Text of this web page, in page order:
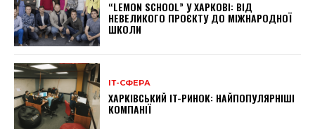
“LEMON SCHOOL” У ХАРКОВІ: ВІД
НЕВЕЛИКОГО ПРОЄКТУ ДО МІЖНАРОДНОЇ
ШКОЛИ
ІТ-СФЕРА
ХАРКІВСЬКИЙ IT-РИНОК: НАЙПОПУЛЯРНІШІ
КОМПАНІЇ